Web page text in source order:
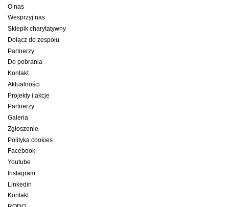
O nas
Wesprzyj nas
Sklepik charytatywny
Dołącz do zespołu
Partnerzy
Do pobrania
Kontakt
Aktualności
Projekty i akcje
Partnerzy
Galeria
Zgłoszenie
Polityka cookies
Facebook
Youtube
Instagram
Linkedin
Kontakt